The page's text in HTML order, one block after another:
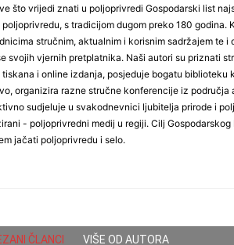
što vrijedi znati u poljoprivredi Gospodarski list
s tradicijom dugom preko 180 godina.
stručnim, aktualnim i korisnim sadržajem te i
svojih vjernih pretplatnika. Naši autori su priznati
i online izdanja, posjeduje bogatu biblioteku
organizira razne stručne konferencije iz područja
sudjeluje u svakodnevnici ljubitelja prirode i
- poljoprivredni medij u regiji. Cilj Gospodarskog
jačati poljoprivredu i selo.
ČLANCI VIŠE OD AUTORA